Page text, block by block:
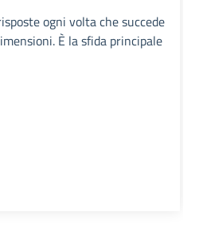
ogni volta che succede
È la sfida principale